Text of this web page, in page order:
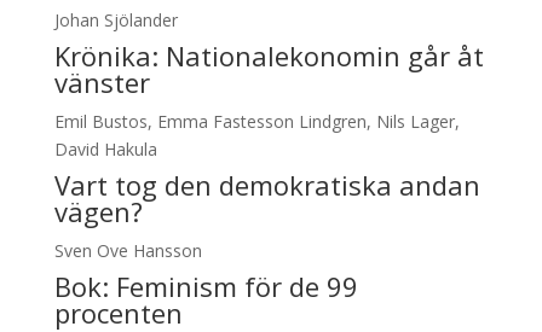
Johan Sjölander
Krönika: Nationalekonomin går åt
vänster
Emil Bustos, Emma Fastesson Lindgren, Nils Lager,
David Hakula
Vart tog den demokratiska andan
vägen?
Sven Ove Hansson
Bok: Feminism för de 99
procenten